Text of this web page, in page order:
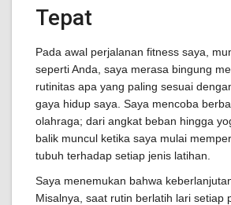
Tepat
Pada awal perjalanan fitness saya,
seperti Anda, saya merasa bingung
rutinitas apa yang paling sesuai
gaya hidup saya. Saya mencoba
olahraga; dari angkat beban hingga
balik muncul ketika saya mulai
tubuh terhadap setiap jenis latihan.
Saya menemukan bahwa
Misalnya, saat rutin berlatih lari setiap